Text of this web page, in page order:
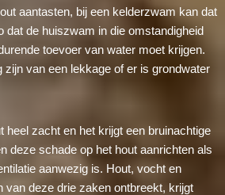
aantasten, bij een kelderzwam kan dat
dat de huiszwam in die omstandigheid
toevoer van water moet krijgen.
van een lekkage of er is grondwater
heel zacht en het krijgt een bruinachtige
deze schade op het hout aanrichten als
aanwezig is. Hout, vocht en
van deze drie zaken ontbreekt, krijgt